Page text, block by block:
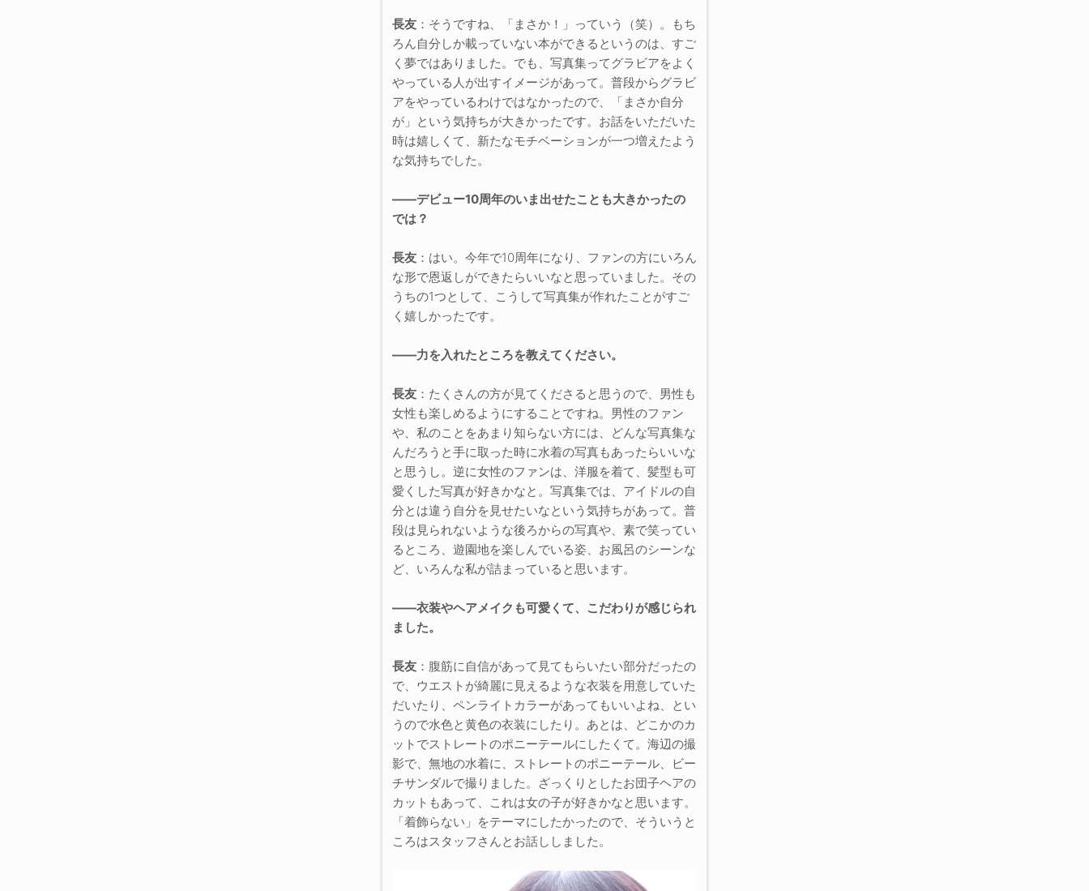
長友 ：そうですね、「まさか！」っていう（笑）。もち
ろん自分しか載っていない本ができるというのは、すご
く夢ではありました。でも、写真集ってグラビアをよく
やっている人が出すイメージがあって。普段からグラビ
アをやっているわけではなかったので、「まさか自分
が」という気持ちが大きかったです。お話をいただいた
時は嬉しくて、新たなモチベーションが一つ増えたよう
な気持ちでした。
――デビュー10周年のいま出せたことも大きかったの
では？
長友 ：はい。今年で10周年になり、ファンの方にいろん
な形で恩返しができたらいいなと思っていました。その
うちの1つとして、こうして写真集が作れたことがすご
く嬉しかったです。
――力を入れたところを教えてください。
長友 ：たくさんの方が見てくださると思うので、男性も
女性も楽しめるようにすることですね。男性のファン
や、私のことをあまり知らない方には、どんな写真集な
んだろうと手に取った時に水着の写真もあったらいいな
と思うし。逆に女性のファンは、洋服を着て、髪型も可
愛くした写真が好きかなと。写真集では、アイドルの自
分とは違う自分を見せたいなという気持ちがあって。普
段は見られないような後ろからの写真や、素で笑ってい
るところ、遊園地を楽しんでいる姿、お風呂のシーンな
ど、いろんな私が詰まっていると思います。
――衣装やヘアメイクも可愛くて、こだわりが感じられ
ました。
長友 ：腹筋に自信があって見てもらいたい部分だったの
で、ウエストが綺麗に見えるような衣装を用意していた
だいたり、ペンライトカラーがあってもいいよね、とい
うので水色と黄色の衣装にしたり。あとは、どこかのカ
ットでストレートのポニーテールにしたくて。海辺の撮
影で、無地の水着に、ストレートのポニーテール、ビー
チサンダルで撮りました。ざっくりとしたお団子ヘアの
カットもあって、これは女の子が好きかなと思います。
「着飾らない」をテーマにしたかったので、そういうと
ころはスタッフさんとお話ししました。